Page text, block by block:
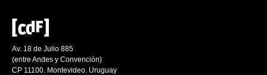
Av. 18 de Julio 885
(entre Andes y Convención)
CP 11100. Montevideo. Uruguay